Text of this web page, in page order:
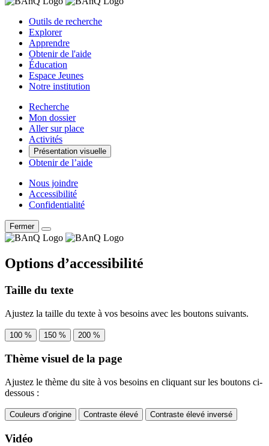
Outils de recherche
Explorer
Apprendre
Obtenir de l'aide
Éducation
Espace Jeunes
Notre institution
Recherche
Mon dossier
Aller sur place
Activités
Présentation visuelle
Obtenir de l’aide
Nous joindre
Accessibilité
Confidentialité
Fermer
Options d’accessibilité
Taille du texte
Ajustez la taille du texte à vos besoins avec les boutons suivants.
100 % 150 % 200 %
Thème visuel de la page
Ajustez le thème du site à vos besoins en cliquant sur les boutons ci-
dessous :
Couleurs d’origine Contraste élevé Contraste élevé inversé
Vidéo